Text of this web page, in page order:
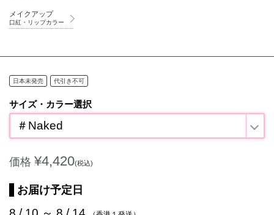
メイクアップ
口紅・リップカラー
日本未発売 代引き不可
サイズ・カラー選択
＃Naked
価格 ¥4,420(税込)
お届け予定日